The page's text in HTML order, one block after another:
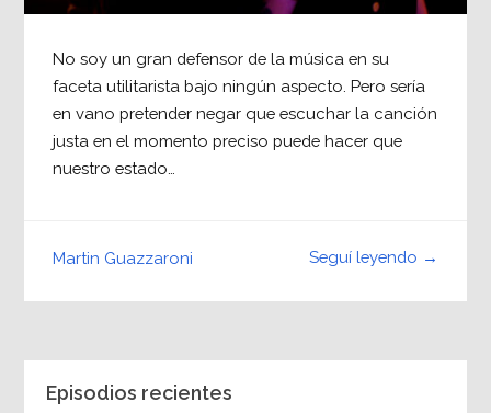
No soy un gran defensor de la música en su
faceta utilitarista bajo ningún aspecto. Pero sería
en vano pretender negar que escuchar la canción
justa en el momento preciso puede hacer que
nuestro estado…
Seguí leyendo →
Martin Guazzaroni
Episodios recientes